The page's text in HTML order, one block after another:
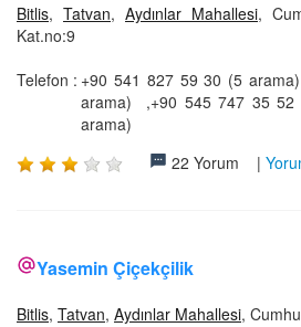
Bitlis, Tatvan, Aydınlar Mahallesi,
Kat.no:9
Telefon : +90 541 827 59 30 (5
arama) ,+90 545 747 35
arama)
22 Yorum |
Yasemin Çiçekçilik
Bitlis, Tatvan, Aydınlar Mahallesi,